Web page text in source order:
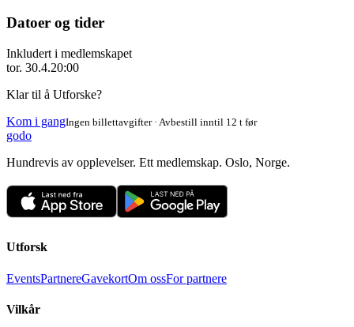
Datoer og tider
Inkludert i medlemskapet
tor. 30.4.20:00
Klar til å Utforske?
Kom i gangIngen billettavgifter · Avbestill inntil 12 t før
godo
Hundrevis av opplevelser. Ett medlemskap. Oslo, Norge.
Utforsk
EventsPartnereGavekortOm ossFor partnere
Vilkår